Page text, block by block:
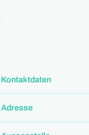
Kontaktdaten
Adresse